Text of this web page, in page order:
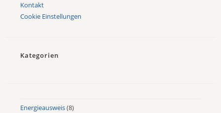
Kontakt
Cookie Einstellungen
Kategorien
Energieausweis(8)